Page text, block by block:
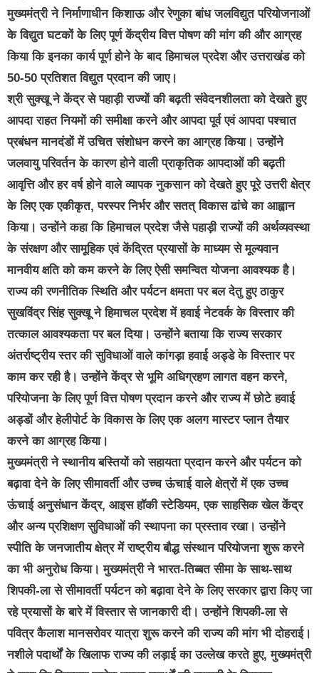
मुख्यमंत्री ने निर्माणाधीन किशाऊ और रेणुका बांध जलविद्युत परियोजनाओं
के विद्युत घटकों के लिए पूर्ण केंद्रीय वित्त पोषण की मांग की और आग्रह
किया कि इनका कार्य पूर्ण होने के बाद हिमाचल प्रदेश और उत्तराखंड को
50-50 प्रतिशत विद्युत प्रदान की जाए।
श्री सुक्खू ने केंद्र से पहाड़ी राज्यों की बढ़ती संवेदनशीलता को देखते हुए
आपदा राहत नियमों की समीक्षा करने और आपदा पूर्व एवं आपदा पश्चात
प्रबंधन मानदंडों में उचित संशोधन करने का आग्रह किया। उन्होंने
जलवायु परिवर्तन के कारण होने वाली प्राकृतिक आपदाओं की बढ़ती
आवृत्ति और हर वर्ष होने वाले व्यापक नुकसान को देखते हुए पूरे उत्तरी क्षेत्र
के लिए एक एकीकृत, परस्पर निर्भर और सतत् विकास ढांचे का आह्वान
किया। उन्होंने कहा कि हिमाचल प्रदेश जैसे पहाड़ी राज्यों की अर्थव्यवस्था
के संरक्षण और सामूहिक एवं केंद्रित प्रयासों के माध्यम से मूल्यवान
मानवीय क्षति को कम करने के लिए ऐसी समन्वित योजना आवश्यक है।
राज्य की रणनीतिक स्थिति और पर्यटन क्षमता पर बल देतु हुए ठाकुर
सुखविंद्र सिंह सुक्खू ने हिमाचल प्रदेश में हवाई नेटवर्क के विस्तार की
तत्काल आवश्यकता पर बल दिया। उन्होंने बताया कि राज्य सरकार
अंतर्राष्ट्रीय स्तर की सुविधाओं वाले कांगड़ा हवाई अड्डे के विस्तार पर
काम कर रही है। उन्होंने केंद्र से भूमि अधिग्रहण लागत वहन करने,
परियोजना के लिए पूर्ण वित्त पोषण प्रदान करने और राज्य में छोटे हवाई
अड्डों और हेलीपोर्ट के विकास के लिए एक अलग मास्टर प्लान तैयार
करने का आग्रह किया।
मुख्यमंत्री ने स्थानीय बस्तियों को सहायता प्रदान करने और पर्यटन को
बढ़ावा देने के लिए सीमावर्ती और उच्च ऊंचाई वाले क्षेत्रों में एक उच्च
ऊंचाई अनुसंधान केंद्र, आइस हॉकी स्टेडियम, एक साहसिक खेल केंद्र
और अन्य प्रशिक्षण सुविधाओं की स्थापना का प्रस्ताव रखा। उन्होंने
स्पीति के जनजातीय क्षेत्र में राष्ट्रीय बौद्ध संस्थान परियोजना शुरू करने
का भी अनुरोध किया। मुख्यमंत्री ने भारत-तिब्बत सीमा के साथ-साथ
शिपकी-ला से सीमावर्ती पर्यटन को बढ़ावा देने के लिए सरकार द्वारा किए जा
रहे प्रयासों के बारे में विस्तार से जानकारी दी। उन्होंने शिपकी-ला से
पवित्र कैलाश मानसरोवर यात्रा शुरू करने की राज्य की मांग भी दोहराई।
नशीले पदार्थों के खिलाफ राज्य की लड़ाई का उल्लेख करते हुए, मुख्यमंत्री